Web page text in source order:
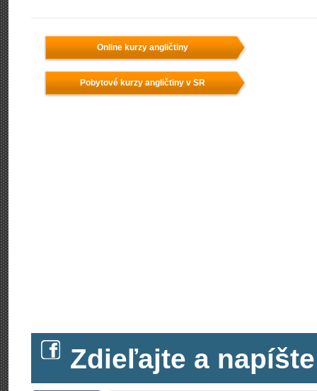
Online kurzy angličtiny
Pobytové kurzy angličtiny v SR
Zdieľajte a